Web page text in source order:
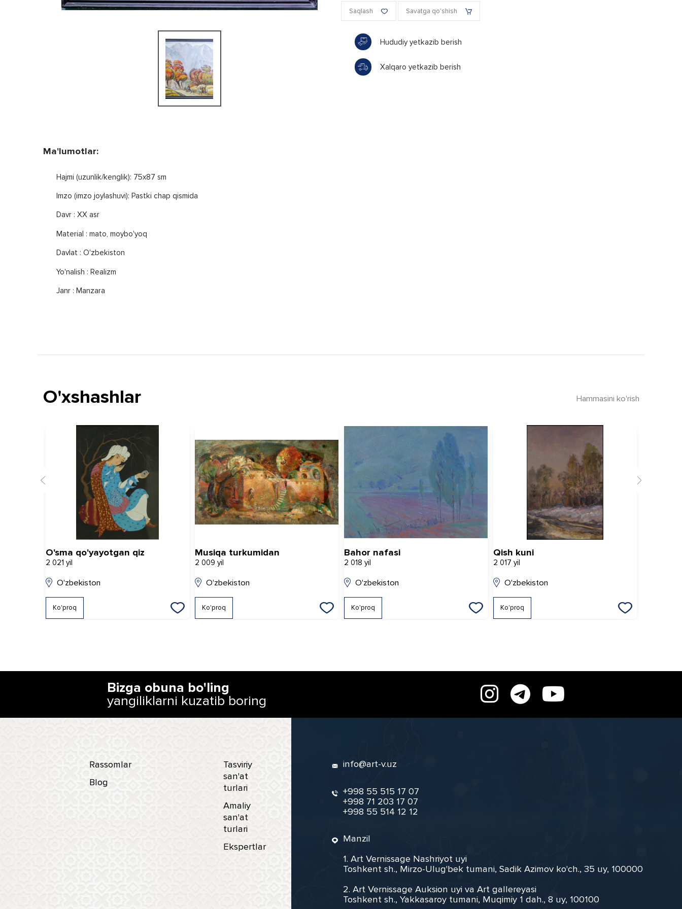
Ma'lumotlar:
Hajmi (uzunlik/kenglik): 75x87 sm
Imzo (imzo joylashuvi): Pastki chap qismida
Davr : XX asr
Material : mato, moybo'yoq
Davlat : O'zbekiston
Yo'nalish : Realizm
Janr : Manzara
Saqlash Savatga qo'shish
Hududiy yetkazib berish
Xalqaro yetkazib berish
O'xshashlar Hammasini ko'rish
O'sma qo'yayotgan qiz
2 021 yil
O'zbekiston
Ko'proq
Musiqa turkumidan
2 009 yil
O'zbekiston
Ko'proq
Bahor nafasi
2 018 yil
O'zbekiston
Ko'proq
Qish kuni
2 017 yil
O'zbekiston
Ko'proq
Bizga obuna bo'ling
yangiliklarni kuzatib boring
Rassomlar
Blog
Tasviriy
san'at
turlari
Amaliy
san'at
turlari
Ekspertlar
info@art-v.uz
+998 55 515 17 07
+998 71 203 17 07
+998 55 514 12 12
Manzil
1. Art Vernissage Nashriyot uyi
Toshkent sh., Mirzo-Ulug'bek tumani, Sadik Azimov ko'ch., 35 uy, 100000
2. Art Vernissage Auksion uyi va Art gallereyasi
Toshkent sh., Yakkasaroy tumani, Muqimiy 1 dah., 8 uy, 100100